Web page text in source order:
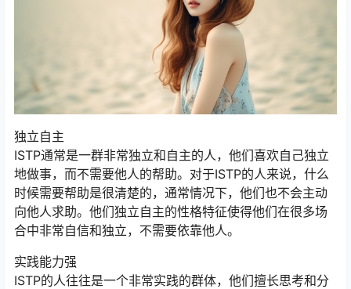
独立自主
ISTP通常是一群非常独立和自主的人，他们喜欢自己独立
地做事，而不需要他人的帮助。对于ISTP的人来说，什么
时候需要帮助是很清楚的，通常情况下，他们也不会主动
向他人求助。他们独立自主的性格特征使得他们在很多场
合中非常自信和独立，不需要依靠他人。
实践能力强
ISTP的人往往是一个非常实践的群体，他们擅长思考和分